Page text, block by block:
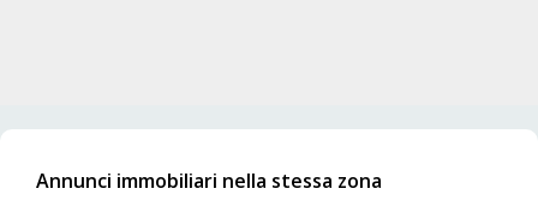
Annunci immobiliari nella stessa zona